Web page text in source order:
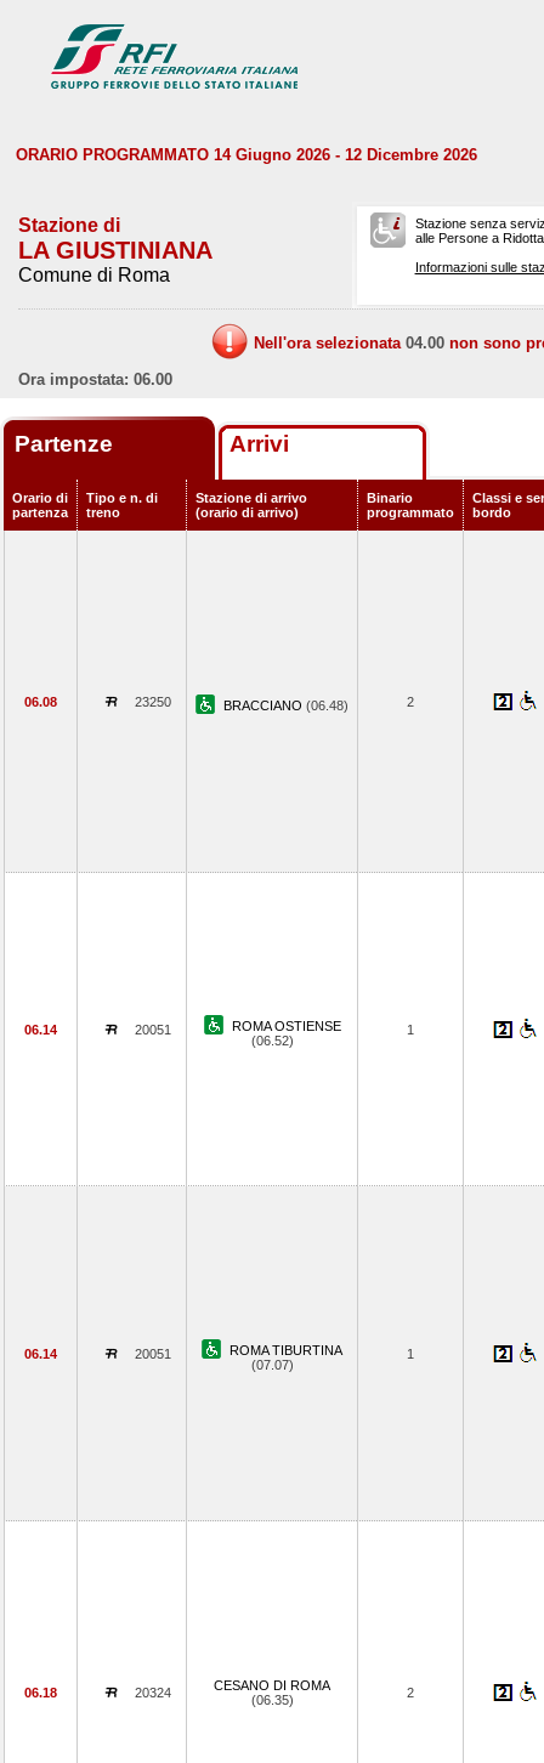
ORARIO PROGRAMMATO 14 Giugno 2026 - 12 Dicembre 2026
Stazione di
LA GIUSTINIANA
Comune di Roma
Stazione senza
alle Persone a
Informazioni sulle
Nell'ora selezionata 04.00 non sono
Ora impostata: 06.00
Partenze Arrivi
Orario di
partenza
Tipo e n. di
treno
Stazione di arrivo
(orario di arrivo)
Binario
programmato
Classi e
bordo
06.08 23250 BRACCIANO (06.48) 2
06.14 20051
ROMA OSTIENSE
(06.52)
1
06.14 20051
ROMA TIBURTINA
(07.07)
1
06.18 20324
CESANO DI ROMA
(06.35)
2